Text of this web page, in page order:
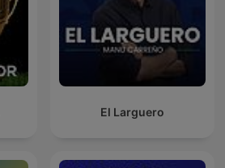
El Larguero